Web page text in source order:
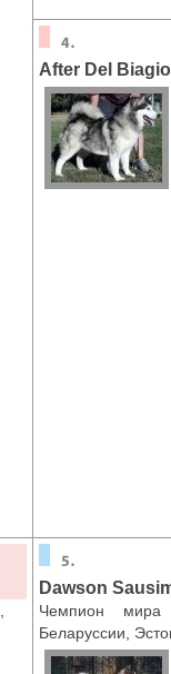
After Del Biagio
Dawson
Чемпион мира
Беларуссии,